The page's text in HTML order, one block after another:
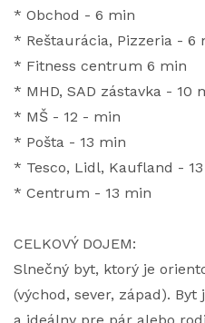
* Obchod - 6 min
* Reštaurácia, Pizzeria - 6
* Fitness centrum 6 min
* MHD, SAD zástavka - 10
* MŠ - 12 - min
* Pošta - 13 min
* Tesco, Lidl, Kaufland -
* Centrum - 13 min
CELKOVÝ DOJEM:
Slnečný byt, ktorý je
(východ, sever, západ).